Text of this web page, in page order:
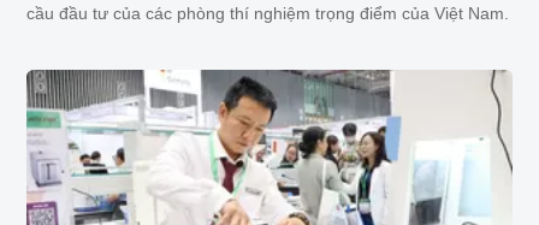
cầu đầu tư của các phòng thí nghiệm trọng điểm của Việt Nam.